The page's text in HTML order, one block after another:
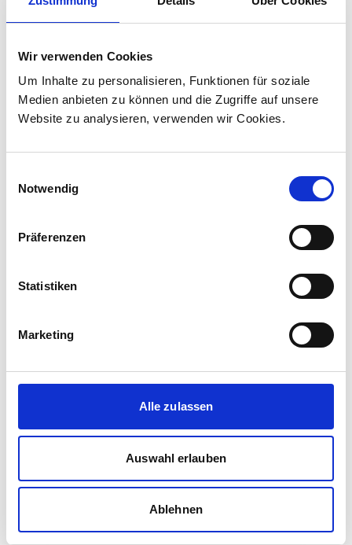
Wir verwenden Cookies
Um Inhalte zu personalisieren, Funktionen für soziale
Medien anbieten zu können und die Zugriffe auf unsere
Website zu analysieren, verwenden wir Cookies.
Notwendig
Präferenzen
Statistiken
Marketing
Alle zulassen
Auswahl erlauben
Ablehnen
30.07.2026
Stadler hat mit VIA Rail Canada einen Vertrag
über die Lieferung von 45 Hybridlokomotiven
unterzeichnet und sich damit den ersten
Lokomotivauftrag in Kanada ...
30.07.2026
New standard in Hungarian railway transport:
InterCity FLIRT fleet
GYSEV Ltd.’s procurement project for 11 FLIRT
InterCity electric multiple units has reached a